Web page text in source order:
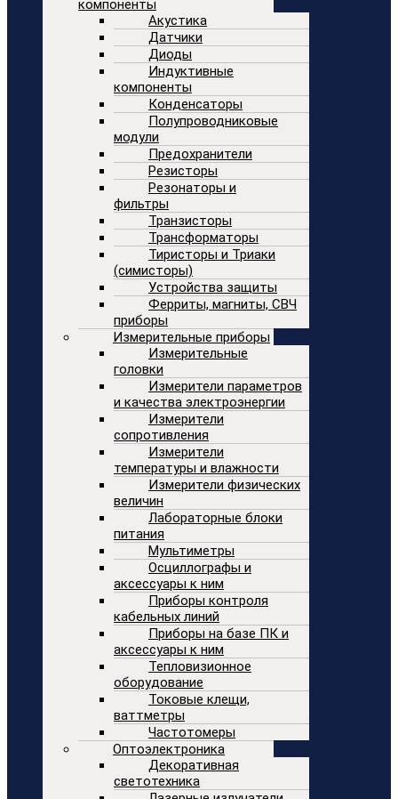
компоненты
Акустика
Датчики
Диоды
Индуктивные
компоненты
Конденсаторы
Полупроводниковые
модули
Предохранители
Резисторы
Резонаторы и
фильтры
Транзисторы
Трансформаторы
Тиристоры и Триаки
(симисторы)
Устройства защиты
Ферриты, магниты, СВЧ
приборы
Измерительные приборы
Измерительные
головки
Измерители параметров
и качества электроэнергии
Измерители
сопротивления
Измерители
температуры и влажности
Измерители физических
величин
Лабораторные блоки
питания
Мультиметры
Осциллографы и
аксессуары к ним
Приборы контроля
кабельных линий
Приборы на базе ПК и
аксессуары к ним
Тепловизионное
оборудование
Токовые клещи,
ваттметры
Частотомеры
Оптоэлектроника
Декоративная
светотехника